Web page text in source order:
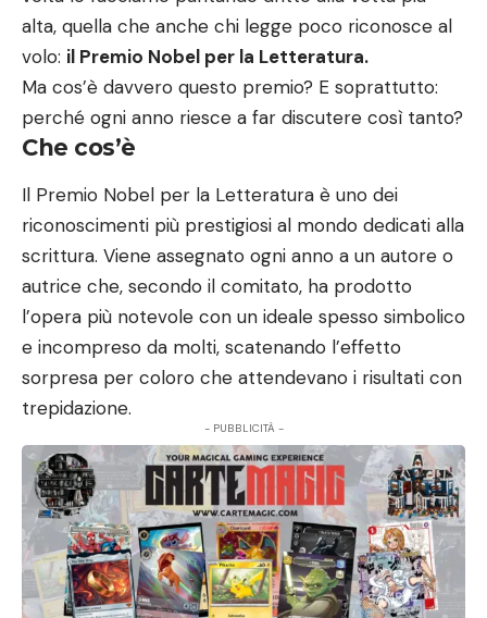
alta, quella che anche chi legge poco riconosce al
volo: il Premio Nobel per la Letteratura.
Ma cos’è davvero questo premio? E soprattutto:
perché ogni anno riesce a far discutere così tanto?
Che cos’è
Il Premio Nobel per la Letteratura è uno dei
riconoscimenti più prestigiosi al mondo dedicati alla
scrittura. Viene assegnato ogni anno a un autore o
autrice che, secondo il comitato, ha prodotto
l’opera più notevole con un ideale spesso simbolico
e incompreso da molti, scatenando l’effetto
sorpresa per coloro che attendevano i risultati con
trepidazione.
- PUBBLICITÀ -